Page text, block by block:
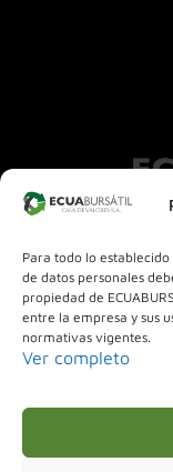
Para todo lo
de datos personales
propiedad de
entre la empresa y sus
normativas vigentes.
Ver completo
el propósito de
manejo eficiente y
través del mercado